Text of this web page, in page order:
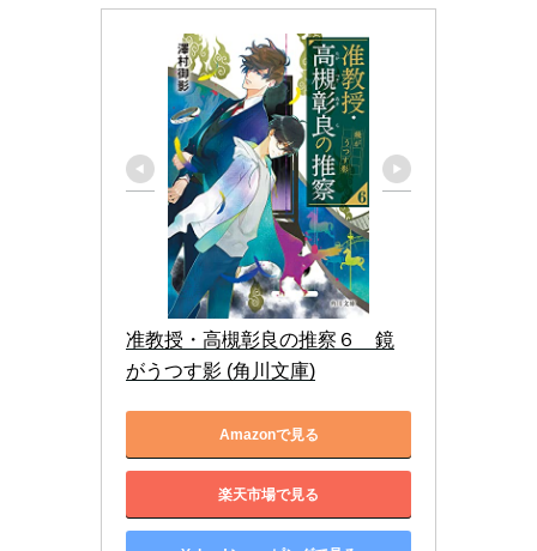
准教授・高槻彰良の推察６　鏡
がうつす影 (角川文庫)
Amazonで見る
楽天市場で見る